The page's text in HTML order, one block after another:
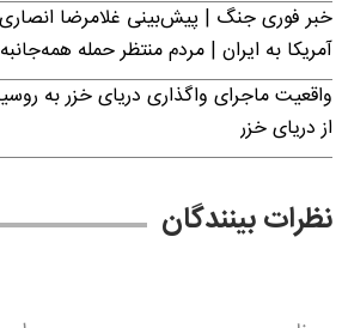
خبر فوری جنگ | پیش‌بینی غلامرضا انصاری
آمریکا به ایران | مردم منتظر حمله
واقعیت ماجرای واگذاری دریای خزر به
از دریای خزر
نظرات بینندگان